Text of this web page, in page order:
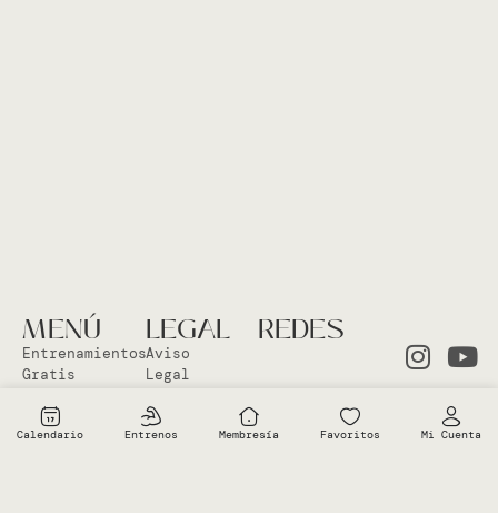
MENÚ
Entrenamientos
Gratis
Clases en
el Studio
LEGAL
Aviso
Legal
Política
Cookies
REDES
Calendario Entrenos Membresía Favoritos Mi Cuenta